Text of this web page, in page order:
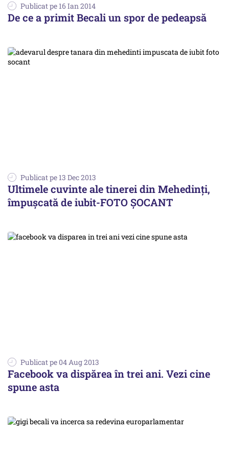
Publicat pe 16 Ian 2014
De ce a primit Becali un spor de pedeapsă
Publicat pe 13 Dec 2013
Ultimele cuvinte ale tinerei din Mehedinți,
împușcată de iubit-FOTO ȘOCANT
Publicat pe 04 Aug 2013
Facebook va dispărea în trei ani. Vezi cine
spune asta